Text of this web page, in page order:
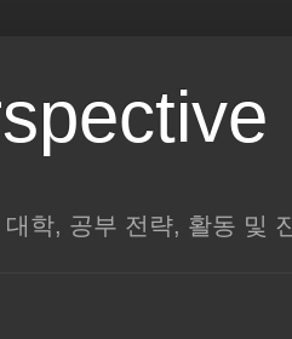
학, 공부 전략, 활동 및